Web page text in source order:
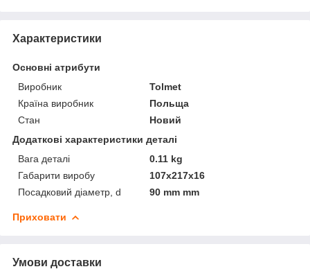
Характеристики
Основні атрибути
Виробник
Tolmet
Країна виробник
Польща
Стан
Новий
Додаткові характеристики деталі
Вага деталі
0.11 kg
Габарити виробу
107х217х16
Посадковий діаметр, d
90 mm mm
Приховати
Умови доставки